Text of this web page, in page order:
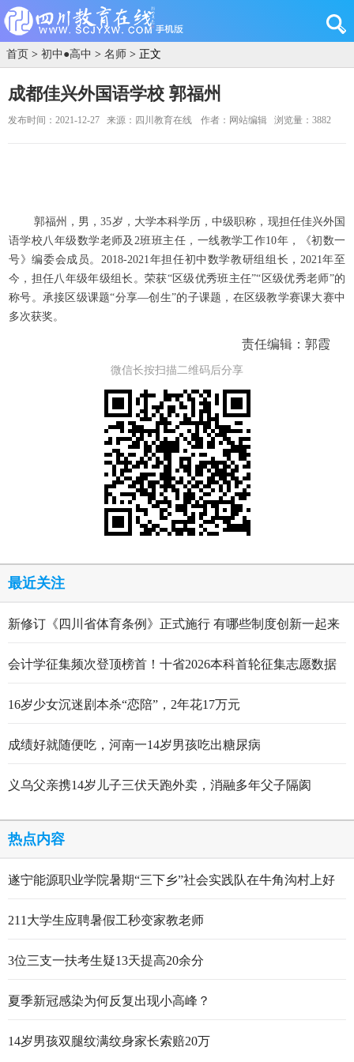
首页 > 初中●高中 > 名师 > 正文
成都佳兴外国语学校 郭福州
发布时间：2021-12-27 来源：四川教育在线 作者：网站编辑 浏览量：3882
郭福州 ，男，35岁，大学本科学历，中级职称，现担任佳兴外国
语学校八年级数学老师及2班班主任，一线教学工作10年，《初数一
号》编委会成员。2018-2021年担任初中数学教研组组长，2021年至
今，担任八年级年级组长。荣获“区级优秀班主任”“区级优秀老师”的
称号。承接区级课题“分享—创生”的子课题，在区级教学赛课大赛中
多次获奖。
责任编辑：郭霞
微信长按扫描二维码后分享
最近关注
新修订《四川省体育条例》正式施行 有哪些制度创新一起来
会计学征集频次登顶榜首！十省2026本科首轮征集志愿数据
16岁少女沉迷剧本杀“恋陪”，2年花17万元
成绩好就随便吃，河南一14岁男孩吃出糖尿病
义乌父亲携14岁儿子三伏天跑外卖，消融多年父子隔阂
热点内容
遂宁能源职业学院暑期“三下乡”社会实践队在牛角沟村上好
211大学生应聘暑假工秒变家教老师
3位三支一扶考生疑13天提高20余分
夏季新冠感染为何反复出现小高峰？
14岁男孩双腿纹满纹身家长索赔20万